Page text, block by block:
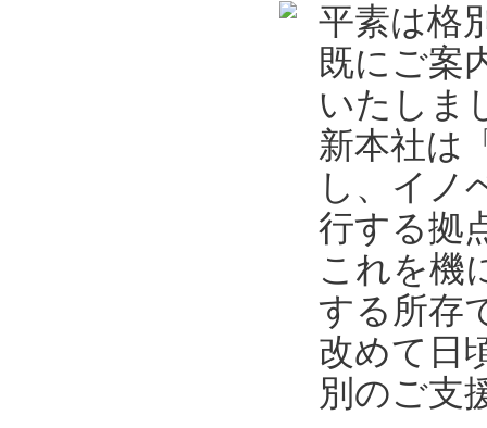
平素は格
既にご案
いたしま
新本社は
し、イノ
行する拠
これを機
する所存
改めて日
別のご支